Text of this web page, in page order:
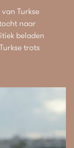
Turkse
naar
beladen
trots